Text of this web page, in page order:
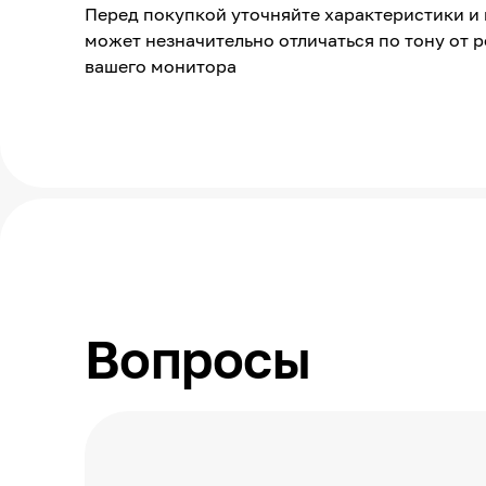
Страна производства
Перед покупкой уточняйте характеристики
может незначительно отличаться по тону от
вашего монитора
Вопросы